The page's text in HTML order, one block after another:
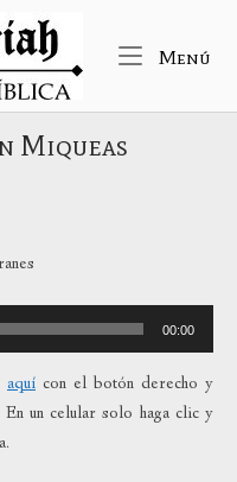
Menú
Miqueas
00:00
aquí con el botón derecho y
un celular solo haga clic y